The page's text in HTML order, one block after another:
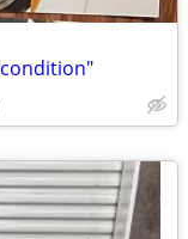
condition"